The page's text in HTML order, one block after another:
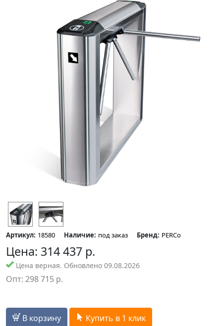
Артикул: 18580 Наличие: под заказ Бренд: PERCo
Цена: 314 437 р.
Цена верная. Обновлено 09.08.2026
Опт: 298 715 р.
В корзину Купить в 1 клик